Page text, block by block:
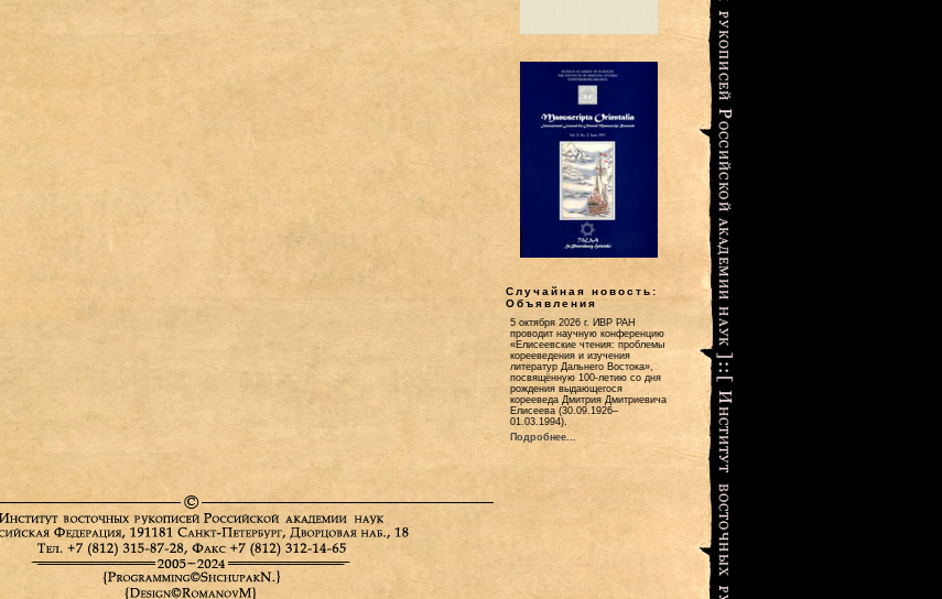
Случайная новость:
Объявления
5 октября 2026 г. ИВР РАН
проводит научную конференцию
«Елисеевские чтения: проблемы
корееведения и изучения
литератур Дальнего Востока»,
посвящённую 100-летию со дня
рождения выдающегося
корееведа Дмитрия Дмитриевича
Елисеева (30.09.1926–
01.03.1994).
Подробнее...